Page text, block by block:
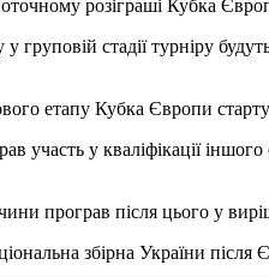
розіграші Кубка
груповій стадії турніру
етапу Кубка Європи
участь у кваліфікації
програв після цього у
збірна України